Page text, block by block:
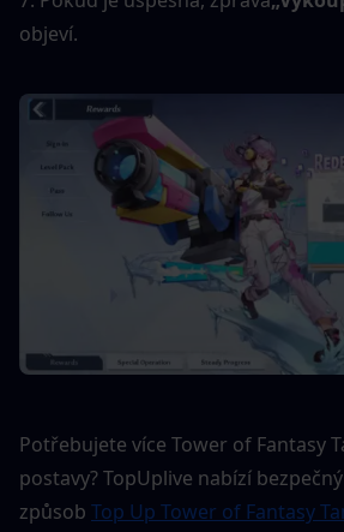
objeví.
Potřebujete více Tower of Fantasy
postavy? TopUplive nabízí
způsob Top Up Tower of Fantasy